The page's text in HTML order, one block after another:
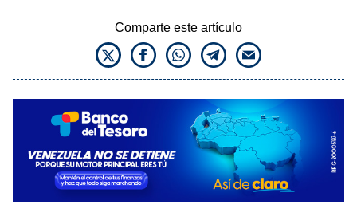
Comparte este artículo